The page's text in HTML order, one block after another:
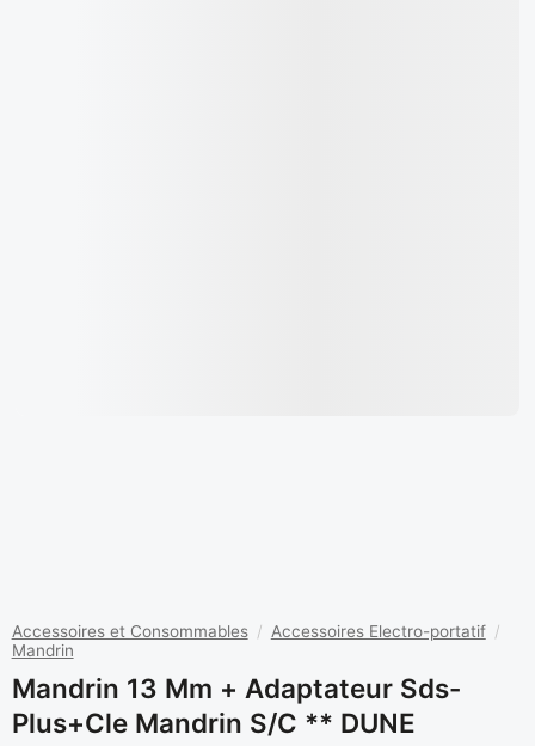
Accessoires et Consommables / Accessoires Electro-portatif /
Mandrin
Mandrin 13 Mm + Adaptateur Sds-
Plus+cle Mandrin S/c ** DUNE